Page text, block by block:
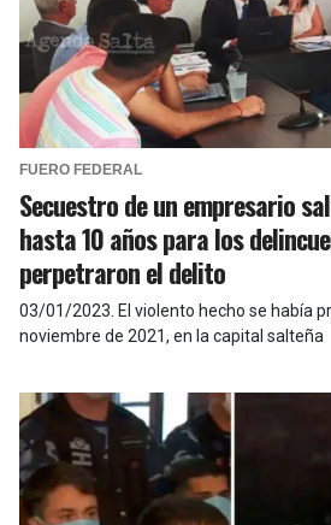
FUERO FEDERAL
Secuestro de un empresario
hasta 10 años para los
perpetraron el delito
03/01/2023 El violento hecho se había
noviembre de 2021, en la capital salteña